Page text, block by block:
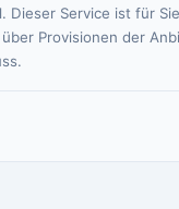
Dieser Service ist für
Provisionen der